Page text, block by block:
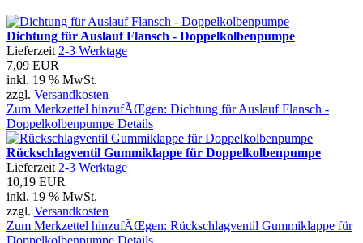
Dichtung für Auslauf Flansch - Doppelkolbenpumpe
Lieferzeit2-3 Werktage
7,09 EUR
inkl. 19 % MwSt.
zzgl. Versandkosten
Zum Merkzettel hinzufÃŒgen: Dichtung für Auslauf Flansch -
Doppelkolbenpumpe Details
Rückschlagventil Gummiklappe für Doppelkolbenpumpe
Lieferzeit2-3 Werktage
10,19 EUR
inkl. 19 % MwSt.
zzgl. Versandkosten
Zum Merkzettel hinzufÃŒgen: Rückschlagventil Gummiklappe für